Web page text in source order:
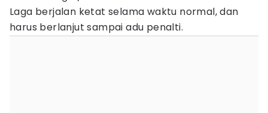
Laga berjalan ketat selama waktu normal, dan
harus berlanjut sampai adu penalti.